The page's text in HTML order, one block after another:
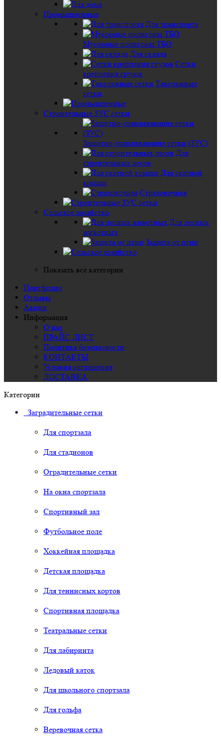
Промышленные
Для транспорта
Мусорные полигоны ТБО
Для склада
Сетки
крепления грузов
Такелажные
сетки
Строительные ЗУС сетки
Защитно-улавливающие сетки (ЗУС)
Для
строительных лесов
Для скатной
крыши
Страховочная
Сельское хозяйство
Для лесных
животных
Защита от птиц
Показать все категории
Портфолио
Отзывы
Акции
Информация
О нас
ПРАЙС ЛИСТ
Политика безопасности
КОНТАКТЫ
Условия соглашения
ДОСТАВКА
Категории
Заградительные сетки
Для спортзала
Для стадионов
Оградительные сетки
На окна спортзала
Спортивный зал
Футбольное поле
Хоккейная площадка
Детская площадка
Для теннисных кортов
Спортивная площадка
Театральные сетки
Для лабиринта
Ледовый каток
Для школьного спортзала
Для гольфа
Веревочная сетка